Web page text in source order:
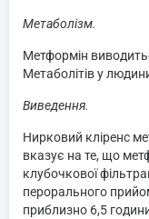
Метаболізм.
Метформін
Метаболітів у
Виведення.
Нирковий кліренс
вказує на те, що
клубочкової
перорального
приблизно 6,5